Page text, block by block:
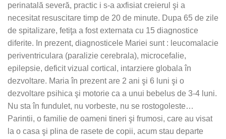
perinatală severă, practic i s-a axfisiat creierul şi a
necesitat resuscitare timp de 20 de minute. Dupa 65 de zile
de spitalizare, fetiţa a fost externata cu 15 diagnostice
diferite. In prezent, diagnosticele Mariei sunt : leucomalacie
periventriculara (paralizie cerebrala), microcefalie,
epilepsie, deficit vizual cortical, intarziere globala în
dezvoltare. Maria în prezent are 2 ani şi 6 luni şi o
dezvoltare psihica şi motorie ca a unui bebelus de 3-4 luni.
Nu sta în fundulet, nu vorbeste, nu se rostogoleste…
Parintii, o familie de oameni tineri şi frumosi, care au visat
la o casa şi plina de rasete de copii, acum stau departe